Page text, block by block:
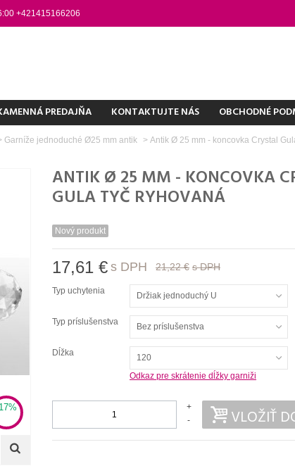
+421415166206
PREDAJŇA KONTAKTUJTE NÁS OBCHODNÉ
Garníže jednoduché Ø25 mm antik > Antik Ø 25 mm - koncovka Crystal
ANTIK Ø 25 MM - KONCOVKA
GULA TYČ RYHOVANÁ
Nový produkt
17,61 € s DPH 21,22 € s DPH
Typ uchytenia Držiak jednoduchý U
Typ príslušenstva Bez príslušenstva
Dĺžka
120
Odkaz pre skrátenie dĺžky garniži
-
+ VLOŽIŤ